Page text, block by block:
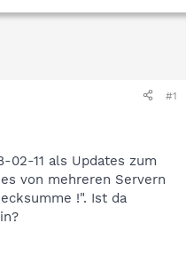
#1
02-11 als Updates zum
von mehreren Servern
!". Ist da